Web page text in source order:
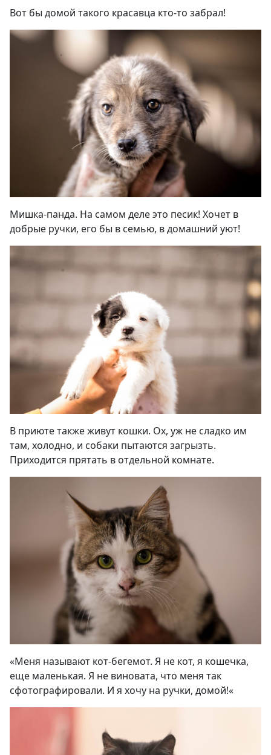
Вот бы домой такого красавца кто-то забрал!
Мишка-панда. На самом деле это песик! Хочет в
добрые ручки, его бы в семью, в домашний уют!
В приюте также живут кошки. Ох, уж не сладко им
там, холодно, и собаки пытаются загрызть.
Приходится прятать в отдельной комнате.
«Меня называют кот-бегемот. Я не кот, я кошечка,
еще маленькая. Я не виновата, что меня так
сфотографировали. И я хочу на ручки, домой!«